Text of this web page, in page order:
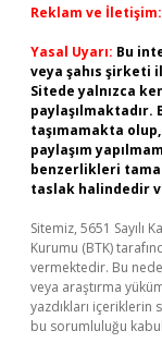
Reklam ve İletişim:
Yasal Uyarı: Bu
veya şahıs şirketi
Sitede yalnızca
taşımamakta
paylaşım
benzerlikleri
taslak halindedir
Sitemiz, 5651 Sayılı
Kurumu (BTK)
vermektedir. Bu
veya araştırma
yazdıkları
bu sorumluluğu